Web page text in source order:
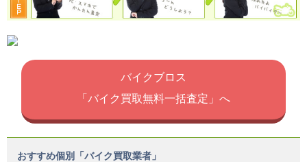
バイクブロス
「バイク買取無料一括査定」へ
おすすめ個別「バイク買取業者」